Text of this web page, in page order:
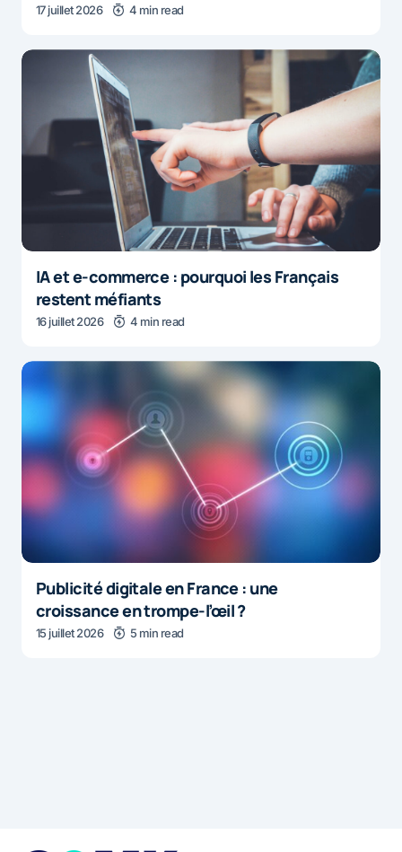
17 juillet 2026 4 min read
IA et e-commerce : pourquoi les Français
restent méfiants
16 juillet 2026 4 min read
Publicité digitale en France : une
croissance en trompe-l’œil ?
15 juillet 2026 5 min read